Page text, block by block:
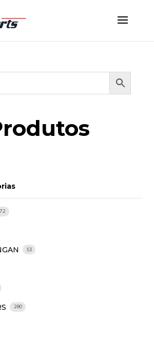
53
280